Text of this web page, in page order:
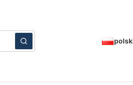
WyczyśćSzukaj